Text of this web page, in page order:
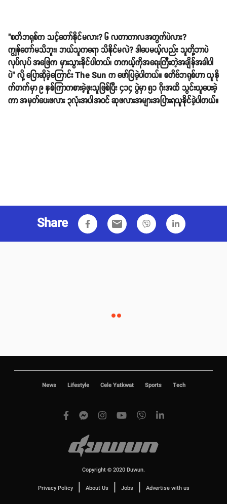
"စတိဘရုစ်က သင့်တော်နိုင်မလား? ၆ လတာကာလအတွက်ပဲလား?
ကျွန်တော်မသိဘူး၊ ဘယ်သူကရော သိနိုင်မလဲ? ဒါပေမယ့်လည်း သူတို့ဘာပဲ
လုပ်လုပ် အဖြေက မှားသွားနိုင်ပါတယ်၊ တကယ့်ကိုအရေးကြီးတဲ့အချိန်အခါပါ
ပဲ" လို့ ပြောဆိုခဲ့ကြောင်း The Sun က ဖော်ပြခဲ့ပါတယ်။ စတိဗ်ဘရုစ်ဟာ ယူနို
က်တက်မှာ ၉ နှစ်ကြာကစားခဲ့ဖူးသူဖြစ်ပြီး ၄၁၄ ပွဲမှာ ၅၁ ဂိုးအထိ သွင်းယူပေးခဲ့
ကာ အမှတ်ပေးဖလား ၃လုံးအပါအဝင် ဆုဖလားအများအပြားရယူနိုင်ခဲ့ပါတယ်။
Share email
News Lifestyle Cele Yatkwat Sports Tech
Copyright © 2020 Duwun.
Privacy Policy | About Us | Jobs | Advertise with us